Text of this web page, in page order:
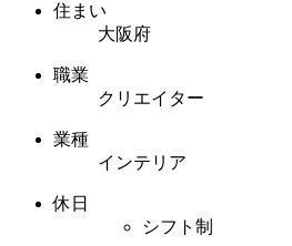
住まい
大阪府
職業
クリエイター
業種
インテリア
休日
シフト制